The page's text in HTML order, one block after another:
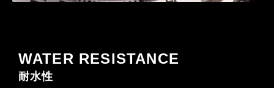
WATER RESISTANCE
耐水性